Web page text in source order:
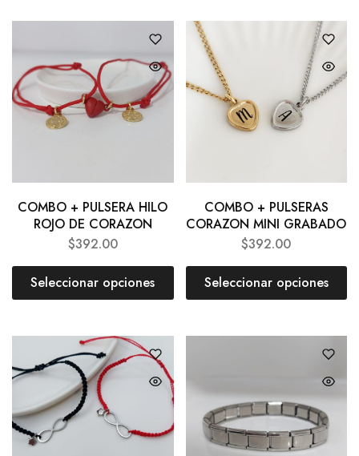
COMBO + PULSERA HILO
ROJO DE CORAZON
$392.00
Seleccionar opciones
COMBO + PULSERAS
CORAZON MINI GRABADO
$392.00
Seleccionar opciones